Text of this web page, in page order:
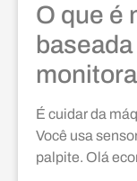
O que é
É cuidar da
Você usa
palpite. Olá